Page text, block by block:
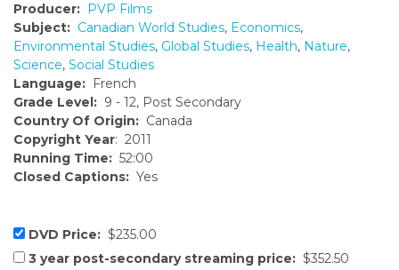
Producer: PVP Films
Subject: Canadian World Studies, Economics,
Environmental Studies, Global Studies, Health, Nature,
Science, Social Studies
Language: French
Grade Level: 9 - 12, Post Secondary
Country Of Origin: Canada
Copyright Year: 2011
Running Time: 52:00
Closed Captions: Yes
DVD Price: $235.00
3 year post-secondary streaming price: $352.50